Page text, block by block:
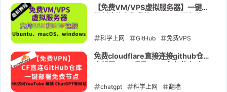
GitHub serv00 socks5 x-ui
2024-11-05
【免费VM/VPS虚拟服务器】一键运
macOS、windows三大系统
科学上网 GitHub 免费VPS
VPS 免费VM VM 免费服务
2024-09-11
免费cloudflare直接连接github仓
频解锁Openai、GPT、TikTok等流
chatgpt 科学上网 翻墙